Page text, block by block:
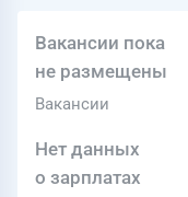
Вакансии пока
не размещены
Вакансии
Нет данных
о зарплатах